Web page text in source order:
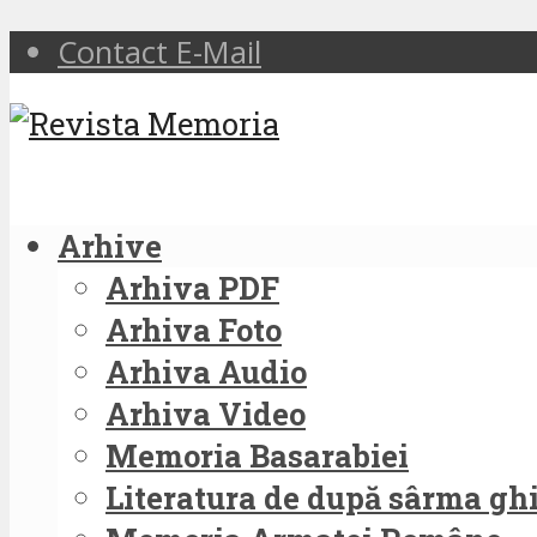
Contact E-Mail
Arhive
Arhiva PDF
Arhiva Foto
Arhiva Audio
Arhiva Video
Memoria Basarabiei
Literatura de după sârma